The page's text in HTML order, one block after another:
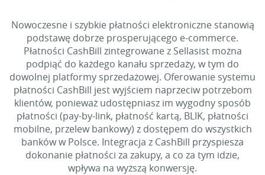
Nowoczesne i szybkie płatności elektroniczne stanowią
podstawę dobrze prosperującego e-commerce.
Płatności CashBill zintegrowane z Sellasist można
podpiąć do każdego kanału sprzedaży, w tym do
dowolnej platformy sprzedażowej. Oferowanie systemu
płatności CashBill jest wyjściem naprzeciw potrzebom
klientów, ponieważ udostępniasz im wygodny sposób
płatności (pay-by-link, płatność kartą, BLIK, płatności
mobilne, przelew bankowy) z dostępem do wszystkich
banków w Polsce. Integracja z CashBill przyspiesza
dokonanie płatności za zakupy, a co za tym idzie,
wpływa na wyższą konwersję.